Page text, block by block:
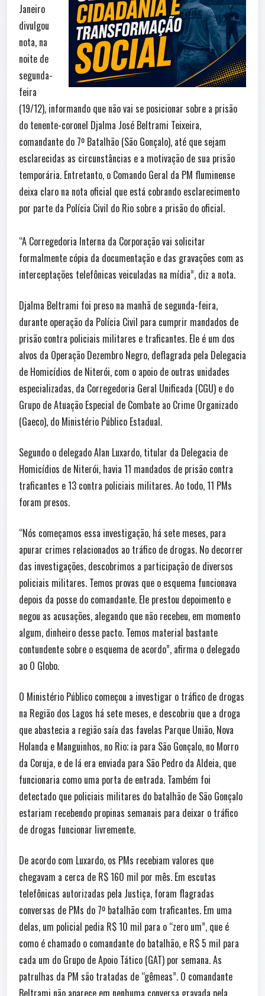
Janeiro
divulgou
nota, na
noite de
segunda-
feira
(19/12), informando que não vai se posicionar sobre a prisão
do tenente-coronel Djalma José Beltrami Teixeira,
comandante do 7º Batalhão (São Gonçalo), até que sejam
esclarecidas as circunstâncias e a motivação de sua prisão
temporária. Entretanto, o Comando Geral da PM fluminense
deixa claro na nota oficial que está cobrando esclarecimento
por parte da Polícia Civil do Rio sobre a prisão do oficial.
“A Corregedoria Interna da Corporação vai solicitar
formalmente cópia da documentação e das gravações com as
interceptações telefônicas veiculadas na mídia”, diz a nota.
Djalma Beltrami foi preso na manhã de segunda-feira,
durante operação da Polícia Civil para cumprir mandados de
prisão contra policiais militares e traficantes. Ele é um dos
alvos da Operação Dezembro Negro, deflagrada pela Delegacia
de Homicídios de Niterói, com o apoio de outras unidades
especializadas, da Corregedoria Geral Unificada (CGU) e do
Grupo de Atuação Especial de Combate ao Crime Organizado
(Gaeco), do Ministério Público Estadual.
Segundo o delegado Alan Luxardo, titular da Delegacia de
Homicídios de Niterói, havia 11 mandados de prisão contra
traficantes e 13 contra policiais militares. Ao todo, 11 PMs
foram presos.
“Nós começamos essa investigação, há sete meses, para
apurar crimes relacionados ao tráfico de drogas. No decorrer
das investigações, descobrimos a participação de diversos
policiais militares. Temos provas que o esquema funcionava
depois da posse do comandante. Ele prestou depoimento e
negou as acusações, alegando que não recebeu, em momento
algum, dinheiro desse pacto. Temos material bastante
contundente sobre o esquema de acordo”, afirma o delegado
ao O Globo.
O Ministério Público começou a investigar o tráfico de drogas
na Região dos Lagos há sete meses, e descobriu que a droga
que abastecia a região saía das favelas Parque União, Nova
Holanda e Manguinhos, no Rio; ia para São Gonçalo, no Morro
da Coruja, e de lá era enviada para São Pedro da Aldeia, que
funcionaria como uma porta de entrada. Também foi
detectado que policiais militares do batalhão de São Gonçalo
estariam recebendo propinas semanais para deixar o tráfico
de drogas funcionar livremente.
De acordo com Luxardo, os PMs recebiam valores que
chegavam a cerca de R$ 160 mil por mês. Em escutas
telefônicas autorizadas pela Justiça, foram flagradas
conversas de PMs do 7º batalhão com traficantes. Em uma
delas, um policial pedia R$ 10 mil para o “zero um”, que é
como é chamado o comandante do batalhão, e R$ 5 mil para
cada um do Grupo de Apoio Tático (GAT) por semana. As
patrulhas da PM são tratadas de “gêmeas”. O comandante
Beltrami não aparece em nenhuma conversa gravada pela